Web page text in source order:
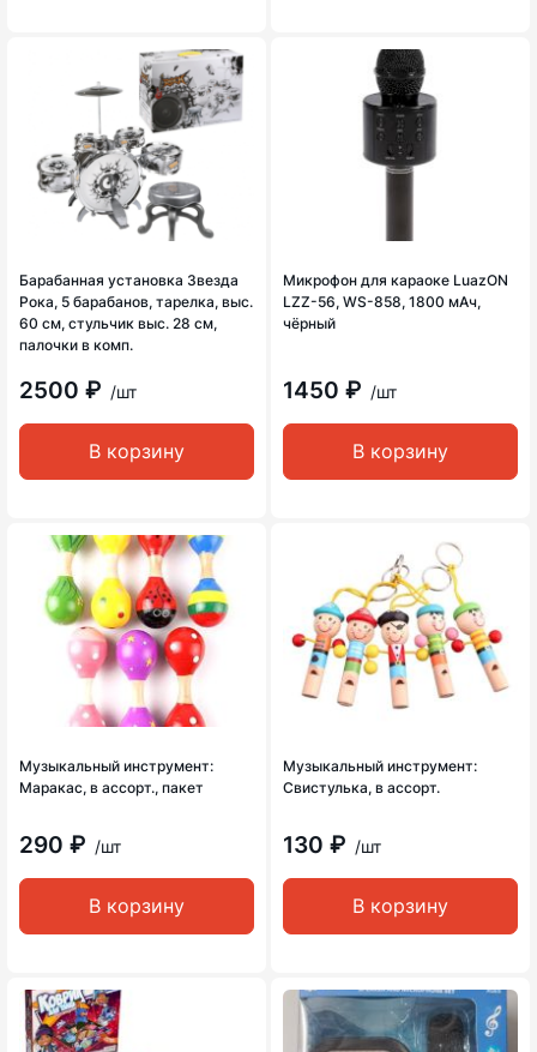
Барабанная установка Звезда
Рока, 5 барабанов, тарелка, выс.
60 см, стульчик выс. 28 см,
палочки в комп.
2500 ₽ /шт
В корзину
Микрофон для караоке LuazON
LZZ-56, WS-858, 1800 мАч,
чёрный
1450 ₽ /шт
В корзину
Музыкальный инструмент:
Маракас, в ассорт., пакет
290 ₽ /шт
В корзину
Музыкальный инструмент:
Свистулька, в ассорт.
130 ₽ /шт
В корзину